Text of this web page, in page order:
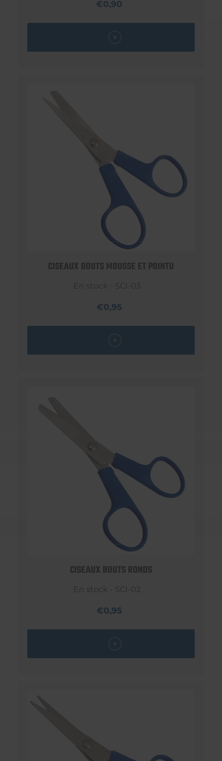
€0,90
CISEAUX BOUTS MOUSSE ET POINTU
En stock - SCI-03
€0,95
CISEAUX BOUTS RONDS
En stock - SCI-02
€0,95